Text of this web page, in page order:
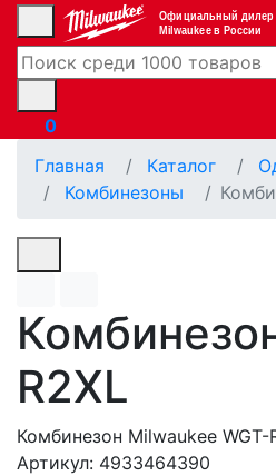
Официальный дилер
Milwaukee в России
0
Главная
Каталог
Комбинезоны
R2XL
Комбинезон Milwaukee WGT-
Артикул: 4933464390